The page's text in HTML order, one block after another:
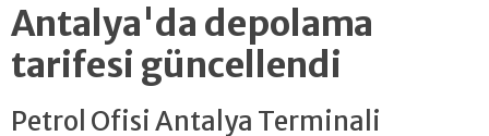
Antalya'da depolama
tarifesi güncellendi
Petrol Ofisi Antalya Terminali